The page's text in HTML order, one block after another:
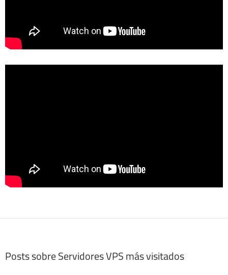
Posts sobre Servidores VPS más visitados